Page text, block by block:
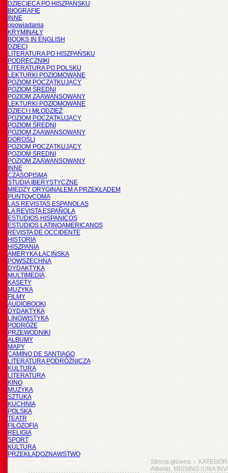
DZIECIĘCA PO HISZPAŃSKU
BIOGRAFIE
INNE
opowiadania
KRYMINAŁY
BOOKS IN ENGLISH
DZIECI
LITERATURA PO HISZPAŃSKU
PODRĘCZNIKI
LITERATURA PO POLSKU
LEKTURKI POZIOMOWANE
POZIOM POCZĄTKUJĄCY
POZIOM ŚREDNI
POZIOM ZAAWANSOWANY
LEKTURKI POZIOMOWANE
DZIECI I MŁODZIEŻ
POZIOM POCZĄTKUJĄCY
POZIOM ŚREDNI
POZIOM ZAAWANSOWANY
DOROŚLI
POZIOM POCZĄTKUJĄCY
POZIOM ŚREDNI
POZIOM ZAAWANSOWANY
INNE
CZASOPISMA
STUDIA IBERYSTYCZNE
MIĘDZY ORYGINAŁEM A PRZEKŁADEM
PUNTOyCOMA
LAS REVISTAS ESPANOLAS
LA REVISTA ESPAÑOLA
ESTUDIOS HISPANICOS
ESTUDIOS LATINOAMERICANOS
REVISTA DE OCCIDENTE
HISTORIA
HISZPANIA
AMERYKA ŁACIŃSKA
POWSZECHNA
DYDAKTYKA
MULTIMEDIA
KASETY
MUZYKA
FILMY
AUDIOBOOKI
DYDAKTYKA
LINGWISTYKA
PODRÓŻE
PRZEWODNIKI
ALBUMY
MAPY
CAMINO DE SANTIAGO
LITERATURA PODRÓŻNICZA
KULTURA
LITERATURA
KINO
MUZYKA
SZTUKA
KUCHNIA
POLSKA
TEATR
FILOZOFIA
RELIGIA
SPORT
KULTURA
PRZEKŁADOZNAWSTWO
Strona główna >
Alberto, MISSING (UNA